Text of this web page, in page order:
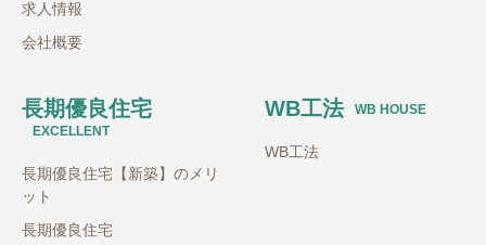
求人情報
会社概要
長期優良住宅
EXCELLENT
長期優良住宅【新築】のメリ
ット
長期優良住宅
WB工法 WB HOUSE
WB工法